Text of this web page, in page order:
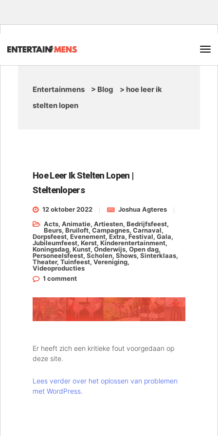
Entertainmens > Blog > hoe leer ik
stelten lopen
Hoe Leer Ik Stelten Lopen |
Steltenlopers
12 oktober 2022
Joshua Agteres
Acts, Animatie, Artiesten, Bedrijfsfeest,
Beurs, Bruiloft,Campagnes, Carnaval,
Dorpsfeest, Evenement,Extra, Festival, Gala,
Jubileumfeest, Kerst, Kinderentertainment,
Koningsdag, Kunst, Onderwijs, Open dag,
Personeelsfeest, Scholen, Shows, Sinterklaas,
Theater, Tuinfeest, Vereniging,
Videoproducties
1 comment
Er heeft zich een kritieke fout voorgedaan op
deze site.
Lees verder over het oplossen van problemen
met WordPress.